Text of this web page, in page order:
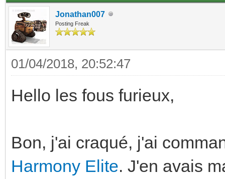
Jonathan007
Posting Freak
01/04/2018, 20:52:47
Hello les fous furieux,
Bon, j'ai craqué, j'ai
Harmony Elite. J'en avais